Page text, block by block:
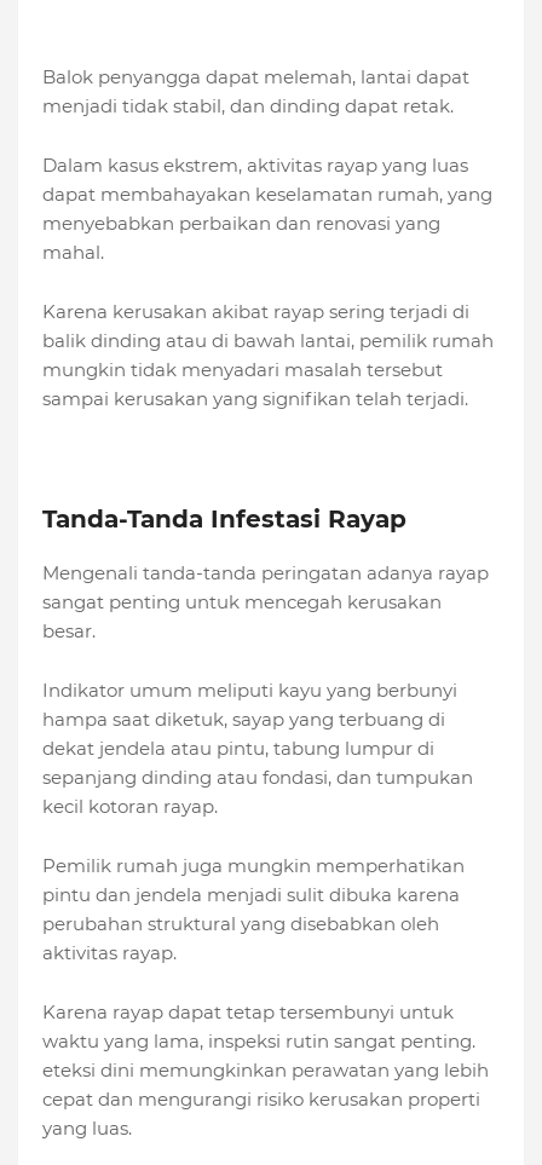
Balok penyangga dapat melemah, lantai dapat
menjadi tidak stabil, dan dinding dapat retak.
Dalam kasus ekstrem, aktivitas rayap yang luas
dapat membahayakan keselamatan rumah, yang
menyebabkan perbaikan dan renovasi yang
mahal.
Karena kerusakan akibat rayap sering terjadi di
balik dinding atau di bawah lantai, pemilik rumah
mungkin tidak menyadari masalah tersebut
sampai kerusakan yang signifikan telah terjadi.
Tanda-Tanda Infestasi Rayap
Mengenali tanda-tanda peringatan adanya rayap
sangat penting untuk mencegah kerusakan
besar.
Indikator umum meliputi kayu yang berbunyi
hampa saat diketuk, sayap yang terbuang di
dekat jendela atau pintu, tabung lumpur di
sepanjang dinding atau fondasi, dan tumpukan
kecil kotoran rayap.
Pemilik rumah juga mungkin memperhatikan
pintu dan jendela menjadi sulit dibuka karena
perubahan struktural yang disebabkan oleh
aktivitas rayap.
Karena rayap dapat tetap tersembunyi untuk
waktu yang lama, inspeksi rutin sangat penting.
eteksi dini memungkinkan perawatan yang lebih
cepat dan mengurangi risiko kerusakan properti
yang luas.